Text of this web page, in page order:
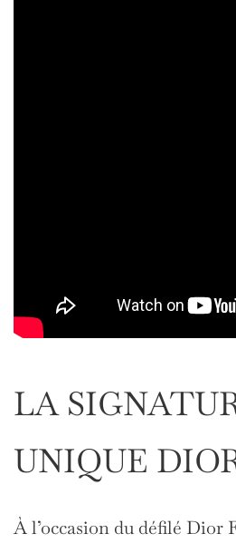
LA
UNIQUE
À l’occasion du défilé Dior